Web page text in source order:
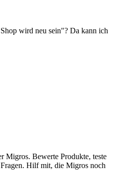
wird neu sein"? Da kann ich
Migros. Bewerte Produkte, teste
Hilf mit, die Migros noch